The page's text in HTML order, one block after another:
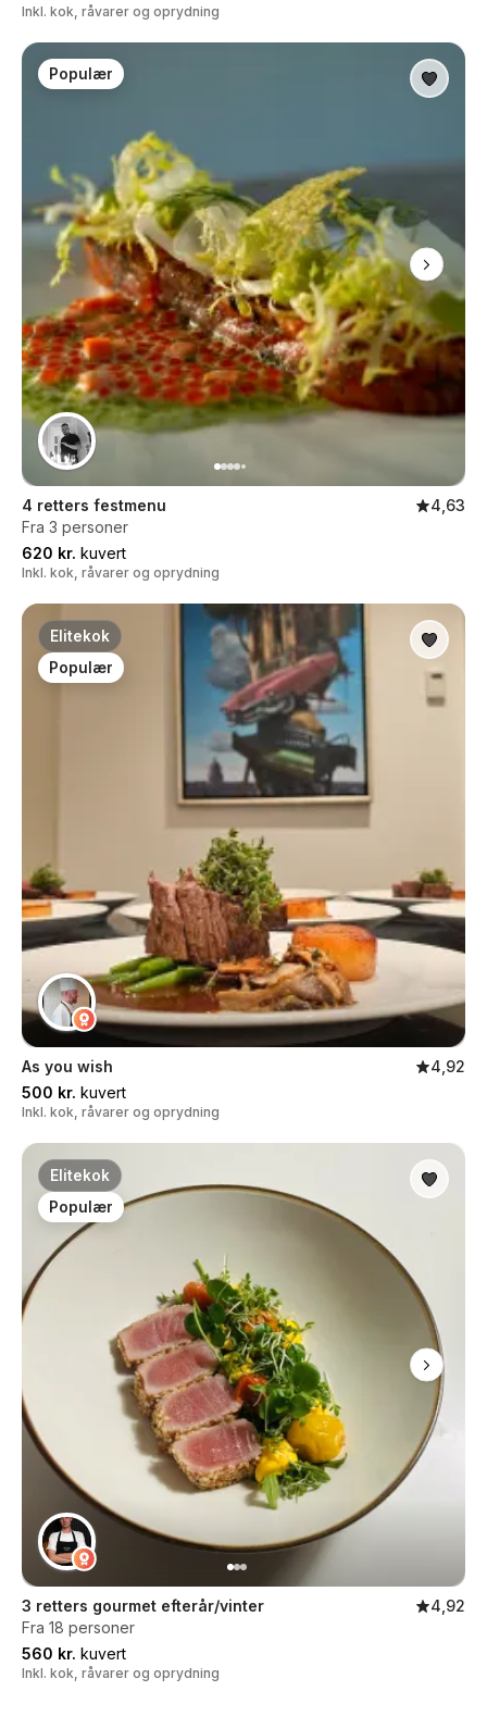
Inkl. kok, råvarer og oprydning
Populær
4 retters festmenu
4,63
Fra 3 personer
620 kr. kuvert
Inkl. kok, råvarer og oprydning
Elitekok
Populær
As you wish
4,92
500 kr. kuvert
Inkl. kok, råvarer og oprydning
Elitekok
Populær
3 retters gourmet efterår/vinter
4,92
Fra 18 personer
560 kr. kuvert
Inkl. kok, råvarer og oprydning